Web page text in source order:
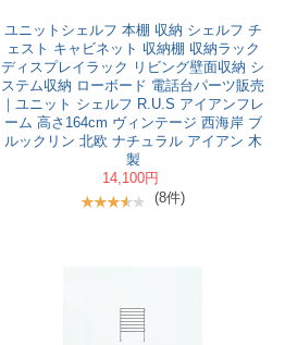
ユニットシェルフ 本棚 収納 シェルフ チ
ェスト キャビネット 収納棚 収納ラック
ディスプレイラック リビング壁面収納 シ
ステム収納 ローボード 電話台パーツ販売
｜ユニット シェルフ R.U.S アイアンフレ
ーム 高さ164cm ヴィンテージ 西海岸 ブ
ルックリン 北欧 ナチュラル アイアン 木
製
14,100円
(8件)